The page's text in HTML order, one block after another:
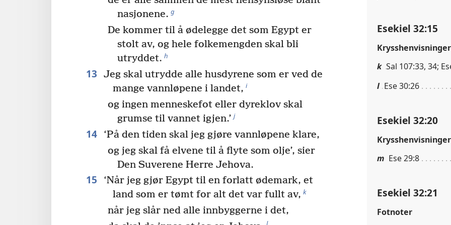
nasjonene. g
De kommer til å ødelegge det som Egypt er
stolt av, og hele folkemengden skal bli
utryddet. h
13
Jeg skal utrydde alle husdyrene som er ved de
mange vannløpene i landet, i
og ingen menneskefot eller dyreklov skal
grumse til vannet igjen.’ j
14
‘På den tiden skal jeg gjøre vannløpene klare,
og jeg skal få elvene til å flyte som olje’, sier
Den Suverene Herre Jehova.
15
‘Når jeg gjør Egypt til en forlatt ødemark, et
land som er tømt for alt det var fullt av, k
når jeg slår ned alle innbyggerne i det,
Esekiel 32:15
Krysshenvisninger
k Sal 107:33, 34;
l Ese 30:26
Esekiel 32:20
Krysshenvisninger
m Ese 29:8
Esekiel 32:21
Fotnoter